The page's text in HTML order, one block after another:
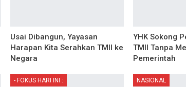
Usai Dibangun, Yayasan
Harapan Kita Serahkan TMII ke
Negara
YHK Sokong
TMII Tanpa
Pemerintah
- FOKUS HARI INI : NASIONAL